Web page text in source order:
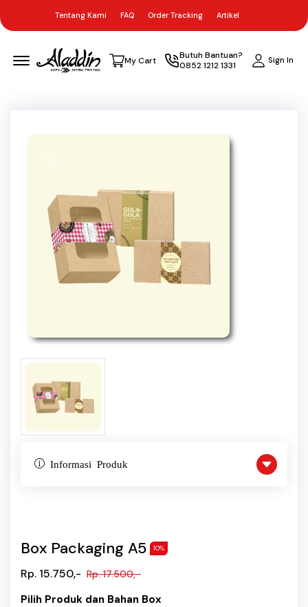
Tentang Kami FAQ Order Tracking Artikel
Menu Open
My Cart
Butuh Bantuan?
0852 1212 1331
Sign In
Informasi Produk
Box Packaging A5 10%
Rp. 15.750,- Rp. 17.500,-
Pilih Produk dan Bahan Box